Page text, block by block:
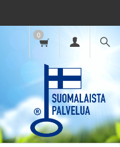
0